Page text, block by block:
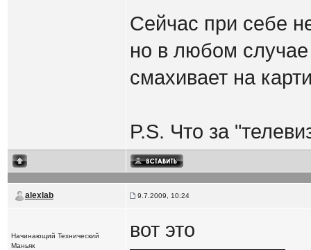
Сейчас при себе
но в любом случае
смахивает на
P.S. Что за
alexlab 9.7.2009, 10:24
Начинающий Технический
Маньяк
вот это